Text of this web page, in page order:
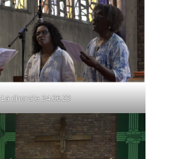
La chorale 24.06.23